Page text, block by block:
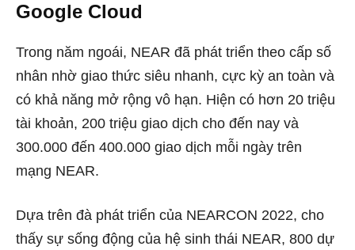
Google Cloud
Trong năm ngoái, NEAR đã phát triển theo cấp số
nhân nhờ giao thức siêu nhanh, cực kỳ an toàn và
có khả năng mở rộng vô hạn. Hiện có hơn 20 triệu
tài khoản, 200 triệu giao dịch cho đến nay và
300.000 đến 400.000 giao dịch mỗi ngày trên
mạng NEAR.
Dựa trên đà phát triển của NEARCON 2022, cho
thấy sự sống động của hệ sinh thái NEAR, 800 dự